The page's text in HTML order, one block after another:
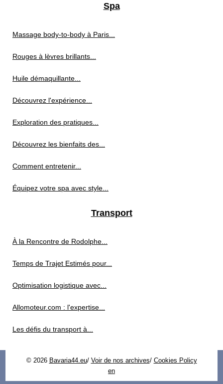
Spa
Massage body-to-body à Paris...
Rouges à lèvres brillants...
Huile démaquillante...
Découvrez l'expérience...
Exploration des pratiques...
Découvrez les bienfaits des...
Comment entretenir...
Équipez votre spa avec style...
Transport
À la Rencontre de Rodolphe...
Temps de Trajet Estimés pour...
Optimisation logistique avec...
Allomoteur.com : l'expertise...
Les défis du transport à...
© 2026 Bavaria44.eu/ Voir de nos archives/ Cookies Policy
en